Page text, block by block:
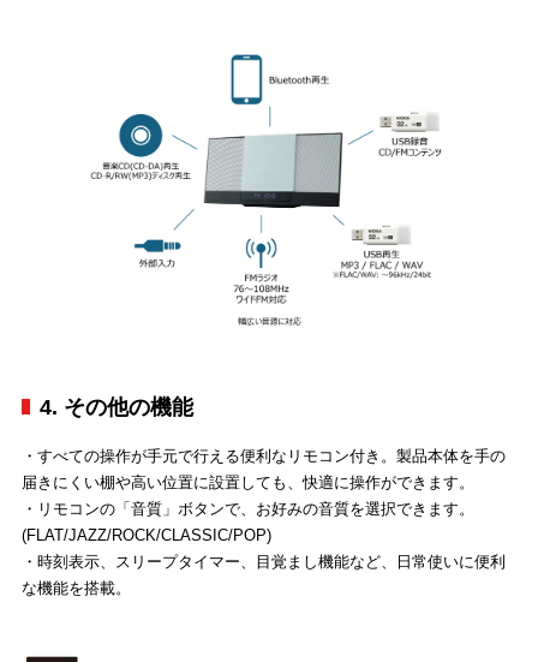
4. その他の機能
・すべての操作が手元で行える便利なリモコン付き。製品本体を手の
届きにくい棚や高い位置に設置しても、快適に操作ができます。
・リモコンの「音質」ボタンで、お好みの音質を選択できます。
(FLAT/JAZZ/ROCK/CLASSIC/POP)
・時刻表示、スリープタイマー、目覚まし機能など、日常使いに便利
な機能を搭載。